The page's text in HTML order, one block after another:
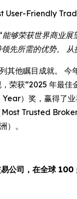
User-Friendly
够荣获世界商业
先所需的优势。
其他瞩目成就。
，荣获“2025 年最
）奖，赢得了
Most Trusted
。
公司，在全球